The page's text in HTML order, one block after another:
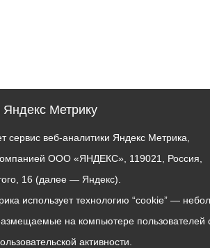
Метрику
сервис веб-аналитики Яндекс Метрика,
ООО «ЯНДЕКС», 119021, Россия,
16 (далее — Яндекс).
использует технологию “cookie” —
на компьютере пользователей
активности.